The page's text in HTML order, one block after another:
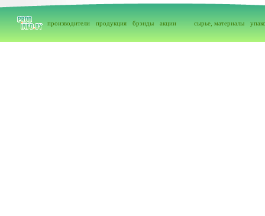
производители продукция брэнды акции сырье, материалы